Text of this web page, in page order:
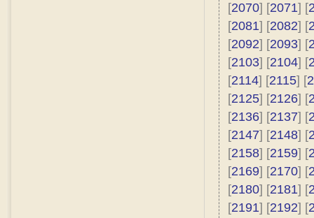
[2070] [2071] [
[2081] [2082] [
[2092] [2093] [
[2103] [2104] [
[2114] [2115] [
[2125] [2126] [
[2136] [2137] [
[2147] [2148] [
[2158] [2159] [
[2169] [2170] [
[2180] [2181] [
[2191] [2192] [